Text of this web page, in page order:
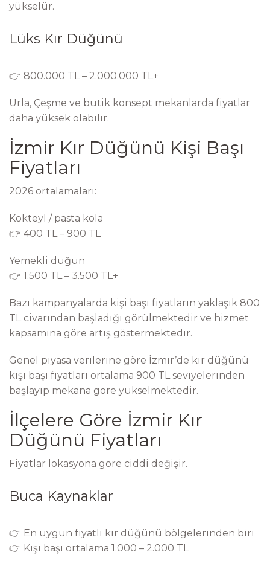
yükselür.
Lüks Kır Düğünü
👉 800.000 TL – 2.000.000 TL+
Urla, Çeşme ve butik konsept mekanlarda fiyatlar
daha yüksek olabilir.
İzmir Kır Düğünü Kişi Başı
Fiyatları
2026 ortalamaları:
Kokteyl / pasta kola
👉 400 TL – 900 TL
Yemekli düğün
👉 1.500 TL – 3.500 TL+
Bazı kampanyalarda kişi başı fiyatların yaklaşık 800
TL civarından başladığı görülmektedir ve hizmet
kapsamına göre artış göstermektedir.
Genel piyasa verilerine göre İzmir’de kır düğünü
kişi başı fiyatları ortalama 900 TL seviyelerinden
başlayıp mekana göre yükselmektedir.
İlçelere Göre İzmir Kır
Düğünü Fiyatları
Fiyatlar lokasyona göre ciddi değişir.
Buca Kaynaklar
👉 En uygun fiyatlı kır düğünü bölgelerinden biri
👉 Kişi başı ortalama 1.000 – 2.000 TL